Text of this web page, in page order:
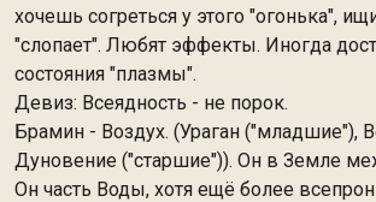
хочешь согреться у этого "огонька",
"слопает". Любят эффекты. Иногда
состояния "плазмы".
Девиз: Всеядность - не порок.
Брамин - Воздух. (Ураган ("младшие"),
Дуновение ("старшие")). Он в Земле
Он часть Воды, хотя ещё более